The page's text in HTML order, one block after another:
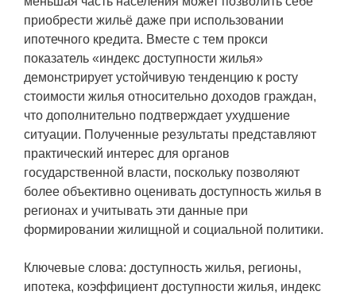
приобрести жильё даже при использовании
ипотечного кредита. Вместе с тем прокси
показатель «индекс доступности жилья»
демонстрирует устойчивую тенденцию к росту
стоимости жилья относительно доходов граждан,
что дополнительно подтверждает ухудшение
ситуации. Полученные результаты представляют
практический интерес для органов
государственной власти, поскольку позволяют
более объективно оценивать доступность жилья в
регионах и учитывать эти данные при
формировании жилищной и социальной политики.
Ключевые слова: доступность жилья, регионы,
ипотека, коэффициент доступности жилья, индекс